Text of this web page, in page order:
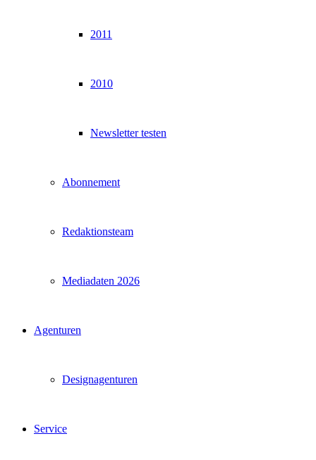
2011
2010
Newsletter testen
Abonnement
Redaktionsteam
Mediadaten 2026
Agenturen
Designagenturen
Service